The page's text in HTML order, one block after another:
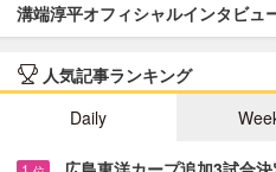
溝端淳平オフィシャルインタビュ
人気記事ランキング
Daily